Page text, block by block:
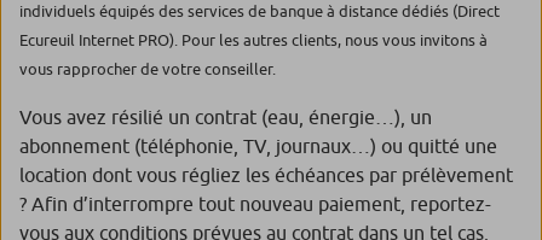
individuels équipés des services de banque à distance dédiés (Direct
Ecureuil Internet PRO). Pour les autres clients, nous vous invitons à
vous rapprocher de votre conseiller.
Vous avez résilié un contrat (eau, énergie…), un
abonnement (téléphonie, TV, journaux…) ou quitté une
location dont vous régliez les échéances par prélèvement
? Afin d’interrompre tout nouveau paiement, reportez-
vous aux conditions prévues au contrat dans un tel cas.